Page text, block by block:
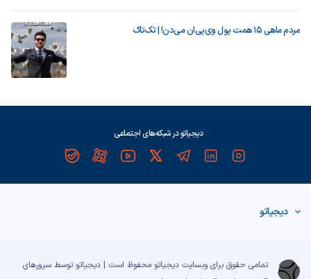
مردم ماهی ۱۵ همت پول وی‌پی‌ان می‌دن! | تک‌تاک
دیجیاتو در شبکه‌های اجتماعی
دیجیاتو
تمامی حقوق برای وبسایت دیجیاتو محفوظ است | دیجیاتو توسط سرورهای